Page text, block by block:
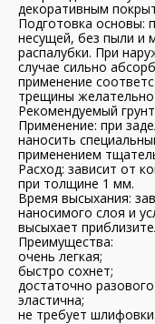
декоративным
Подготовка основы:
несущей, без пыли и
распалубки. При
случае сильно
применение
трещины желательно
Рекомендуемый
Применение: при
наносить
применением
Расход: зависит от
при толщине 1 мм.
Время высыхания:
наносимого слоя и
высыхает
Преимущества:
очень легкая;
быстро сохнет;
достаточно
эластична;
не требует шлифовки.